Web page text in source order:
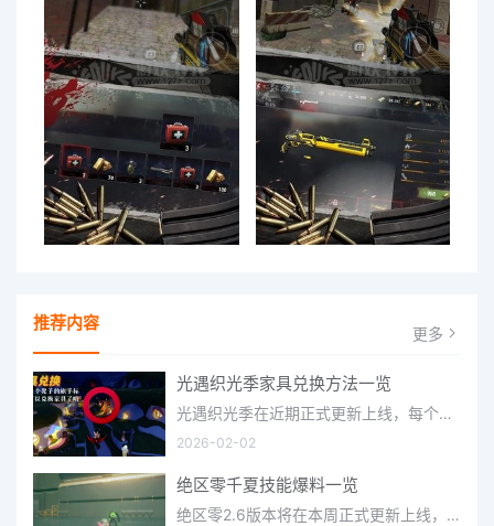
推荐内容 更多
光遇织光季家具兑换方法一览
光遇织光季在近期正式更新上线，每个季节都有着许多全新内容和资讯可以让你来体验，不少刚体验的小伙伴想要知道
2026-02-02
绝区零千夏技能爆料一览
绝区零2.6版本将在本周正式更新上线，上周的前瞻直播官方给玩家们带来关于最新版本的卡池信息和相关活动内容，